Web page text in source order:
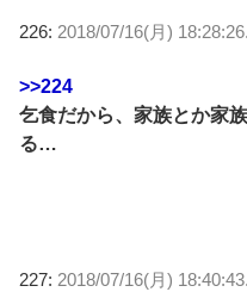
226: 2018/07/16(月)
>>224
乞食だから、家族とか家
る…
227: 2018/07/16(月)